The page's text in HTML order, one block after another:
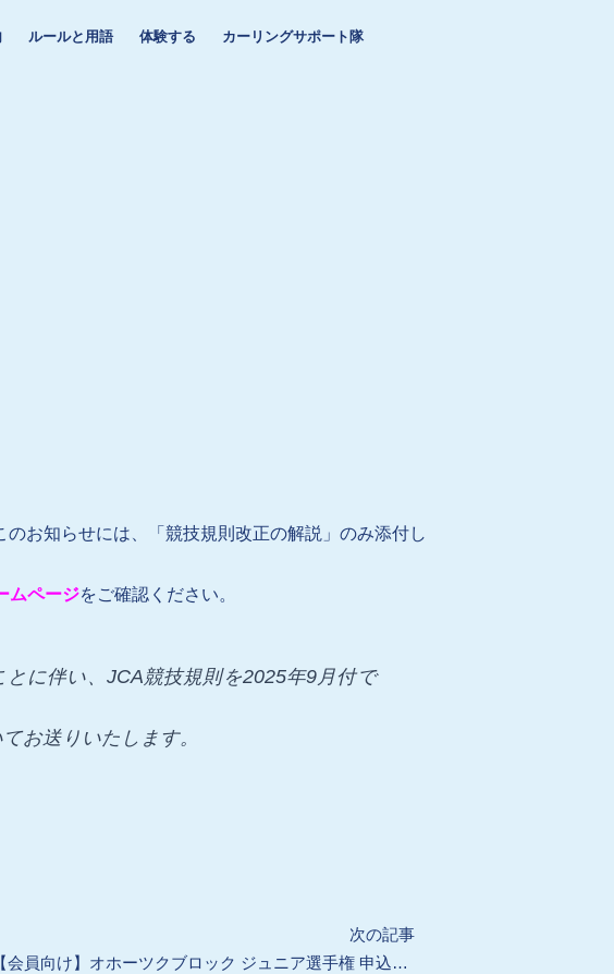
ルールと用語 体験する カーリングサポート隊
お知らせには、「競技規則改正の解説」のみ添付し
ムページをご確認ください。
に伴い、JCA競技規則を2025年9月付で
お送りいたします。
次の記事
【会員向け】オホーツクブロック ジュニア選手権 申込受付中